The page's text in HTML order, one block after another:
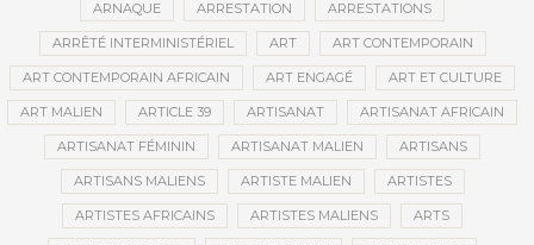
ARNAQUE ARRESTATION ARRESTATIONS
ARRÊTÉ INTERMINISTÉRIEL ART ART CONTEMPORAIN
ART CONTEMPORAIN AFRICAIN ART ENGAGÉ ART ET CULTURE
ART MALIEN ARTICLE 39 ARTISANAT ARTISANAT AFRICAIN
ARTISANAT FÉMININ ARTISANAT MALIEN ARTISANS
ARTISANS MALIENS ARTISTE MALIEN ARTISTES
ARTISTES AFRICAINS ARTISTES MALIENS ARTS